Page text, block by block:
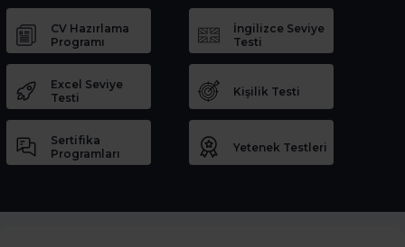
CV Hazırlama
Programı
İngilizce Seviye
Testi
Excel Seviye
Testi
Kişilik Testi
Sertifika
Programları
Yetenek Testleri